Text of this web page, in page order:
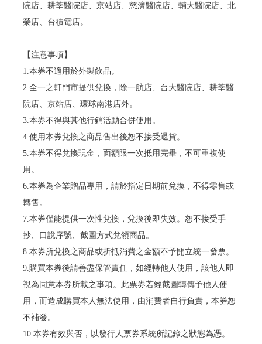
院店、耕莘醫院店、京站店、慈濟醫院店、輔大醫院店、北
榮店、台積電店。
【注意事項】
1.本券不適用於外製飲品。
2.全一之軒門市提供兌換，除一航店、台大醫院店、耕莘醫
院店、京站店、環球南港店外。
3.本券不得與其他行銷活動合併使用。
4.使用本券兌換之商品售出後恕不接受退貨。
5.本券不得兌換現金，面額限一次抵用完畢，不可重複使
用。
6.本券為企業贈品專用，請於指定日期前兌換，不得零售或
轉售。
7.本券僅能提供一次性兌換，兌換後即失效。恕不接受手
抄、口說序號、截圖方式兌領商品。
8.本券所兌換之商品或折抵消費之金額不予開立統一發票。
9.購買本券後請善盡保管責任，如經轉他人使用，該他人即
視為同意本券所載之事項。此票券若經截圖轉傳予他人使
用，而造成購買本人無法使用，由消費者自行負責，本券恕
不補發。
10.本券有效與否，以發行人票券系統所記錄之狀態為憑。